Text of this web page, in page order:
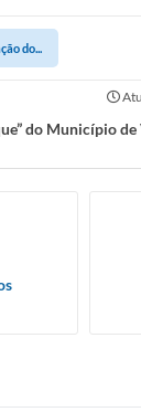
do...
do Município de